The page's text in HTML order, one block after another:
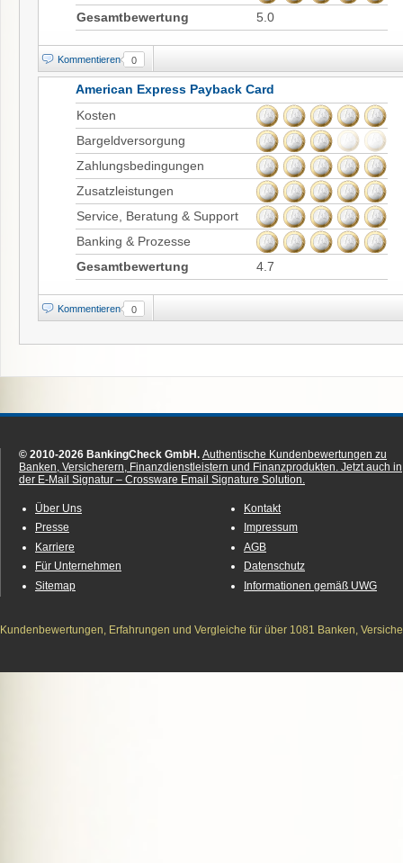
Gesamtbewertung
5.0
Kommentieren 0
American Express Payback Card
Kosten
Bargeldversorgung
Zahlungsbedingungen
Zusatzleistungen
Service, Beratung & Support
Banking & Prozesse
Gesamtbewertung
4.7
Kommentieren 0
© 2010-2026 BankingCheck GmbH. Authentische Kundenbewertungen zu
Banken, Versicherern, Finanzdienstleistern und Finanzprodukten. Jetzt auch in
der E-Mail Signatur – Crossware Email Signature Solution.
Über Uns
Presse
Karriere
Für Unternehmen
Sitemap
Kontakt
Impressum
AGB
Datenschutz
Informationen gemäß UWG
Kundenbewertungen, Erfahrungen und Vergleiche für über 1081 Banken,